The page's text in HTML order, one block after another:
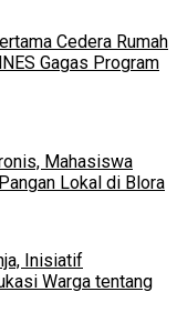
Cedera Rumah
Gagas Program
Mahasiswa
Lokal di Blora
Inisiatif
Warga tentang